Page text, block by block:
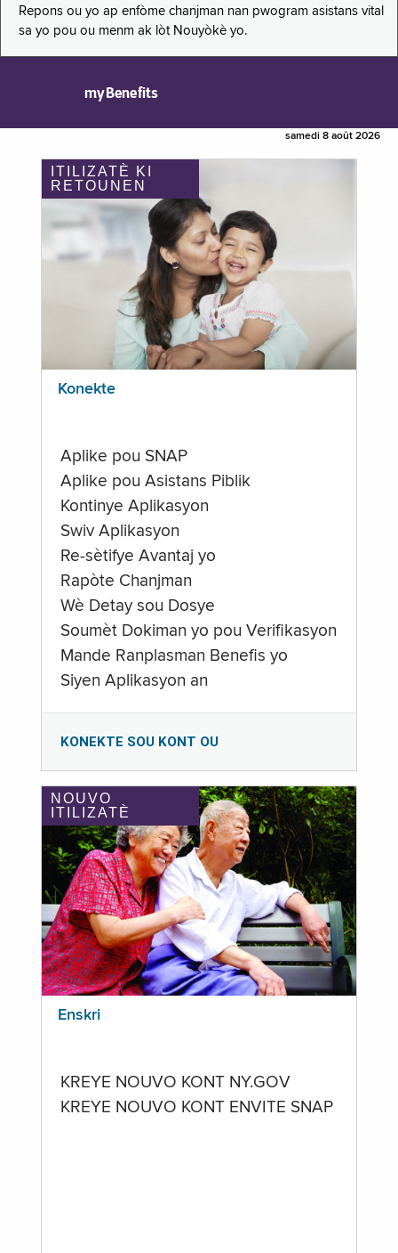
Repons ou yo ap enfòme chanjman nan pwogram asistans vital
sa yo pou ou menm ak lòt Nouyòkè yo.
myBenefits
samedi 8 août 2026
ITILIZATÈ KI
RETOUNEN
Konekte
Aplike pou SNAP
Aplike pou Asistans Piblik
Kontinye Aplikasyon
Swiv Aplikasyon
Re-sètifye Avantaj yo
Rapòte Chanjman
Wè Detay sou Dosye
Soumèt Dokiman yo pou Verifikasyon
Mande Ranplasman Benefis yo
Siyen Aplikasyon an
KONEKTE SOU KONT OU
NOUVO
ITILIZATÈ
Enskri
KREYE NOUVO KONT NY.GOV
KREYE NOUVO KONT ENVITE SNAP